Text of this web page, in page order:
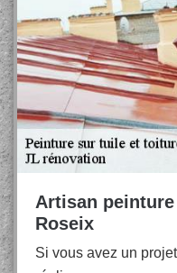
Artisan
Roseix
Si vous avez un